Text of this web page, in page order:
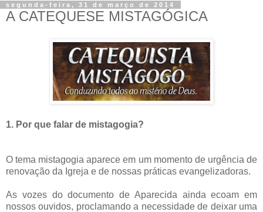
segunda-feira, 31 de março de 2014
A CATEQUESE MISTAGÓGICA
1. Por que falar de mistagogia?
O tema mistagogia aparece em um momento de urgência de
renovação da Igreja e de nossas práticas evangelizadoras.
As vozes do documento de Aparecida ainda ecoam em
nossos ouvidos, proclamando a necessidade de deixar uma